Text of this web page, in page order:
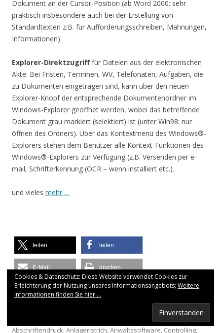
Dokument an der Cursor-Position (ab Word 2000; sehr
praktisch insbesondere auch bei der Erstellung von
Standardtexten z.B. für Aufforderungsschreiben, Mahnungen,
Informationen).
Explorer-Direktzugrifffür Dateien aus der elektronischen
Akte: Bei Fristen, Terminen, WV, Telefonaten, Aufgaben, die
zu Dokumenten eingetragen sind, kann über den neuen
Explorer-Knopf der entsprechende Dokumentenordner im
Windows-Explorer geöffnet werden, wobei das betreffende
Dokument grau markiert (selektiert) ist (unter Win98: nur
öffnen des Ordners). Über das Kontextmenü des Windows®-
Explorers stehen dem Benutzer alle Kontext-Funktionen des
Windows®-Explorers zur Verfügung (z.B. Versenden per e-
mail, Schrifterkennung (OCR – wenn installiert etc.).
und vieles mehr …
teilen teilen
E-Mail drucken
RSS-feed
, Schlagwörter:
Abschriftendruck,Anlagenstrich,Anwaltssoftware, Controlling,
Cookies & Datenschutz: Diese Website verwendet Cookies zur
Erleichterung der Nutzung unseres Informationsangebots; Weitere
Informationen finden Sie hier ...